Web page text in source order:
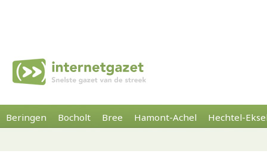
Beringen Bocholt Bree Hamont-Achel Hechtel-